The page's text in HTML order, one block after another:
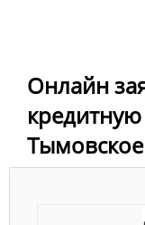
Онлайн
Тымовское